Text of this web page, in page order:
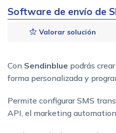
Software de envío de
Valorar solución
Con Sendinblue podrás crear
forma personalizada y
Permite configurar SMS
API, el marketing automation